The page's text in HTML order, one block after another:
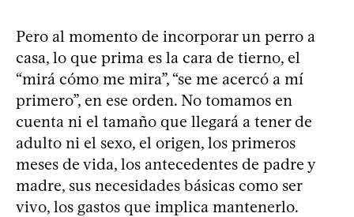
Pero al momento de incorporar un perro a
casa, lo que prima es la cara de tierno, el
“mirá cómo me mira”, “se me acercó a mí
primero”, en ese orden. No tomamos en
cuenta ni el tamaño que llegará a tener de
adulto ni el sexo, el origen, los primeros
meses de vida, los antecedentes de padre y
madre, sus necesidades básicas como ser
vivo, los gastos que implica mantenerlo.